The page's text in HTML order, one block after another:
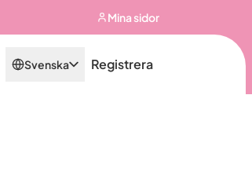
Mina sidor
Svenska Registrera